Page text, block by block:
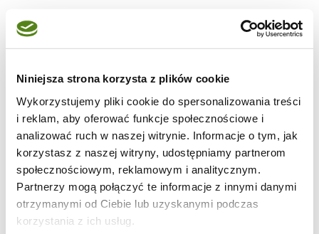
Niniejsza strona korzysta z plików cookie
Wykorzystujemy pliki cookie do spersonalizowania treści
i reklam, aby oferować funkcje społecznościowe i
analizować ruch w naszej witrynie. Informacje o tym, jak
korzystasz z naszej witryny, udostępniamy partnerom
społecznościowym, reklamowym i analitycznym.
Partnerzy mogą połączyć te informacje z innymi danymi
otrzymanymi od Ciebie lub uzyskanymi podczas
korzystania z ich usług.
2 cebule
1/2 łyżeczki cukru
pieprz do smaku
Śledzie namoczyć. Cebulę obrać, pokroić w
drobną kostkę, sparzyć w gotowanej wodzie
przez 3 minuty. Jabłko obrać, zetrzeć na